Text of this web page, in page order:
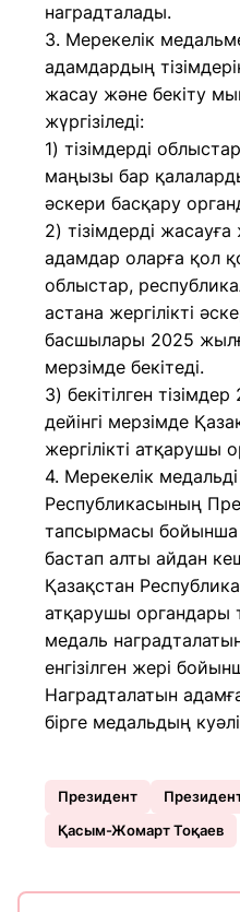
наградталады.
3. Мерекелік
адамдардың
жасау және бекіту
жүргізіледі:
1) тізімдерді
маңызы бар
әскери басқару
2) тізімдерді
адамдар оларға қол
облыстар,
астана жергілікті
басшылары 2025
мерзімде бекітеді.
3) бекітілген
дейінгі мерзімде
жергілікті атқарушы
4. Мерекелік
Республикасының
тапсырмасы бойынша
бастап алты айдан
Қазақстан
атқарушы органдары
медаль
енгізілген жері
Наградталатын
бірге медальдың
Президент
Қасым-Жомарт Тоқаев